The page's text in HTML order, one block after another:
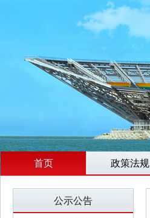
首页 政策法规
公示公告